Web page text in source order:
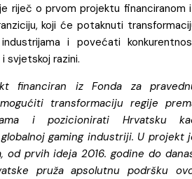
riječ o prvom projektu financiranom
koji će potaknuti
i povećati
svjetskoj razini.
financiran iz Fonda za
transformaciju regije
i pozicionirati Hrvatsku
gaming industriji. U projekt
od prvih ideja 2016. godine do
pruža apsolutnu podršku